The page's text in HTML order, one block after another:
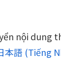
nội dung
本語 (Tiếng